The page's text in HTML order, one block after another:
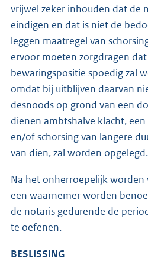
vrijwel zeker inhouden dat de
eindigen en dat is niet de
leggen maatregel van
ervoor moeten zorgdragen
bewaringspositie spoedig zal
omdat bij uitblijven daarvan
desnoods op grond van een
dienen ambtshalve klacht,
en/of schorsing van langere
van dien, zal worden opgelegd.
Na het onherroepelijk worden
een waarnemer worden
de notaris gedurende de
te oefenen.
BESLISSING